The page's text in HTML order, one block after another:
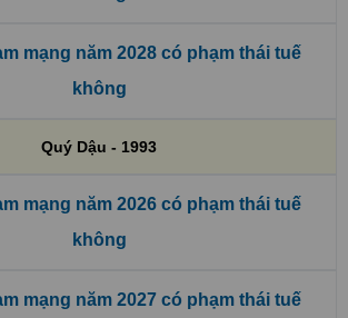
mạng năm 2028 có phạm thái tuế
không
Quý Dậu - 1993
mạng năm 2026 có phạm thái tuế
không
mạng năm 2027 có phạm thái tuế